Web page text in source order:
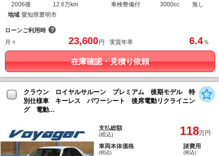
2006後
12.6万km
車検整備付
3000cc
無し
地域 愛知県豊明市
ローンご利用時 ？
月々
23,600円 実質年率 6.4 ％
在庫確認・見積り依頼
クラウン ロイヤルサルーン プレミアム 後期モデル 特
別仕様車 キーレス パワーシート 後席電動リクライニン
グ 電動...
支払総額
(税込) 118万円
車両本体価格
(税込)
諸費用
(税込)